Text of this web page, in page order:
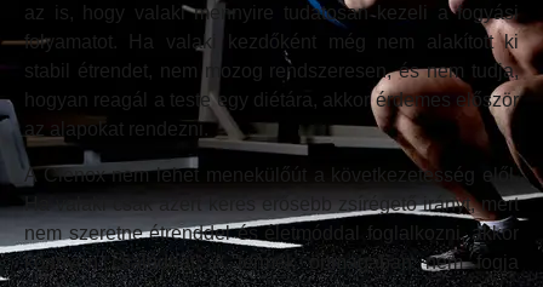
az is, hogy valaki mennyire tudatosan kezeli a fogyási
folyamatot. Ha valaki kezdőként még nem alakított ki
stabil étrendet, nem mozog rendszeresen, és nem tudja,
hogyan reagál a teste egy diétára, akkor érdemes először
az alapokat rendezni.
A Clenox nem lehet menekülőút a következetesség elől.
Ha valaki csak azért keres erősebb zsírégető irányt, mert
nem szeretne étrenddel és életmóddal foglalkozni, akkor
könnyen csalódhat. A termék önmagában nem fogja